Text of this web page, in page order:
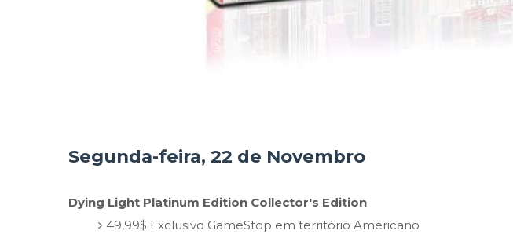
Segunda-feira, 22 de Novembro
Dying Light Platinum Edition Collector's Edition
49,99$ Exclusivo GameStop em território Americano